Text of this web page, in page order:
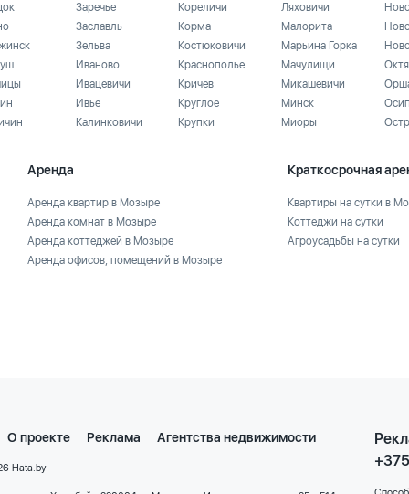
Заречье
Заславль
Зельва
Иваново
Ивацевичи
Ивье
Калинковичи
Кореличи
Корма
Костюковичи
Краснополье
Кричев
Круглое
Крупки
Ляховичи
Малорита
Марьина Горка
Мачулищи
Микашевичи
Минск
Миоры
Аренда
Аренда квартир в Мозыре
Аренда комнат в Мозыре
Аренда коттеджей в Мозыре
Аренда офисов, помещений в Мозыре
Краткосрочная
Квартиры на сутки в
Коттеджи на сутки
Агроусадьбы на сутки
О проекте Реклама Агентства недвижимости
Hata.by